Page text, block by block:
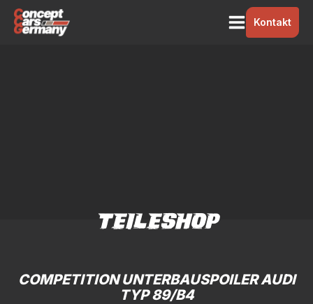
Kontakt
TEILESHOP
COMPETITION UNTERBAUSPOILER AUDI
TYP 89/B4